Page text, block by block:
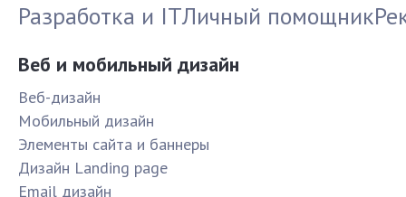
Разработка и ITЛичный помощник
Веб и мобильный дизайн
Веб-дизайн
Мобильный дизайн
Элементы сайта и баннеры
Дизайн Landing page
Email дизайн